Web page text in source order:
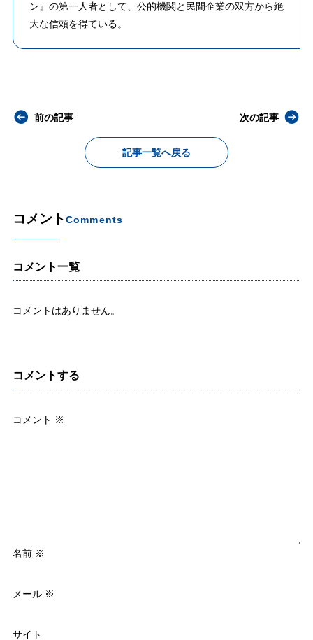
ン』の第一人者として、公的機関と民間企業の双方から絶
大な信頼を得ている。
前の記事
記事一覧へ戻る
次の記事
コメントComments
コメント一覧
コメントはありません。
コメントする
コメント ※
名前 ※
メール ※
サイト